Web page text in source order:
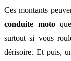
Ces montants
conduite motoque
surtout si vous
dérisoire. Et puis,